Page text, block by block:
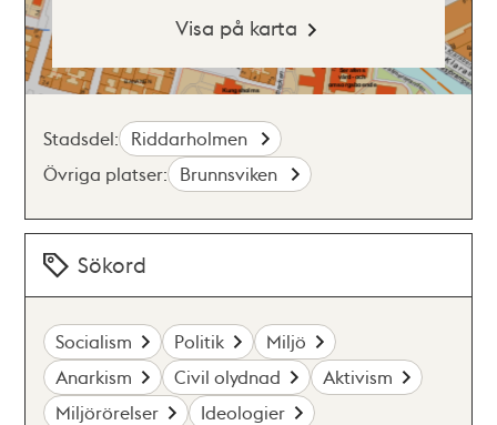
Visa på karta
Stadsdel: Riddarholmen
Övriga platser: Brunnsviken
Sökord
Socialism Politik
Miljö
Anarkism
Civil olydnad
Aktivism
Miljörörelser
Ideologier